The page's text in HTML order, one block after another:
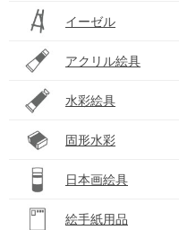
イーゼル
アクリル絵具
水彩絵具
固形水彩
日本画絵具
絵手紙用品